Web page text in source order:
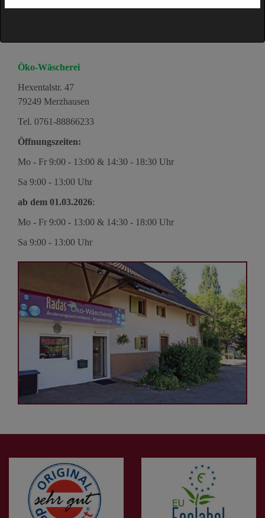
Öko-Wäscherei
Hexentalstr. 47
79249 Merzhausen
Tel. 0761-88866233
Öffnungszeiten:
Mo - Fr 9:00 - 13:00 & 14:30 - 18:30 Uhr
Sa 9:00 - 13:00 Uhr
ab dem 01.03.2026:
Mo - Fr 9:00 - 13:00 & 14:30 - 18:00 Uhr
Sa 9:00 - 13:00 Uhr